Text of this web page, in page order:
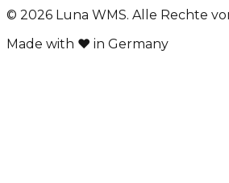
© 2026 Luna WMS. Alle Rechte
Made with ❤ in Germany